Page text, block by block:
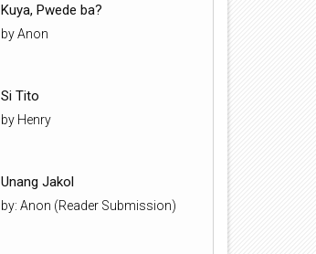
Kuya, Pwede ba?
by Anon
Si Tito
by Henry
Unang Jakol
by: Anon (Reader Submission)